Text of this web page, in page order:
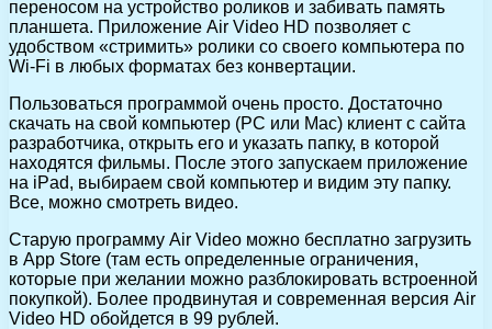
переносом на устройство роликов и забивать память
планшета. Приложение Air Video HD позволяет с
удобством «стримить» ролики со своего компьютера по
Wi-Fi в любых форматах без конвертации.
Пользоваться программой очень просто. Достаточно
скачать на свой компьютер (PC или Mac) клиент с сайта
разработчика, открыть его и указать папку, в которой
находятся фильмы. После этого запускаем приложение
на iPad, выбираем свой компьютер и видим эту папку.
Все, можно смотреть видео.
Старую программу Air Video можно бесплатно загрузить
в App Store (там есть определенные ограничения,
которые при желании можно разблокировать встроенной
покупкой). Более продвинутая и современная версия Air
Video HD обойдется в 99 рублей.